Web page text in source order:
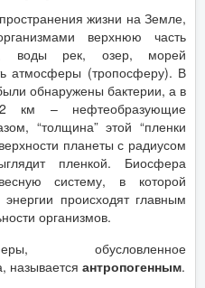
жизни на Земле,
верхнюю часть
воды рек, озер, морей
атмосферы (тропосферу). В
обнаружены бактерии, а в
км – нефтеобразующие
“толщина” этой “пленки
планеты с радиусом
пленкой. Биосфера
систему, в которой
происходят главным
организмов.
обусловленное
называется антропогенным.